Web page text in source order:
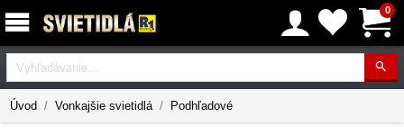
0
Vyhľadávanie
Úvod Vonkajšie svietidlá Podhľadové